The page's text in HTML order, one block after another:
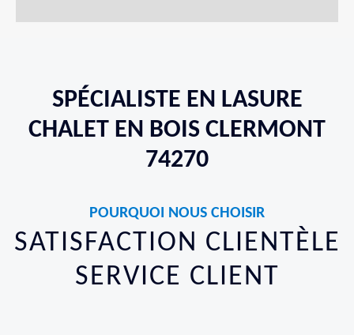
SPÉCIALISTE EN LASURE
CHALET EN BOIS CLERMONT
74270
POURQUOI NOUS CHOISIR
SATISFACTION CLIENTÈLE
SERVICE CLIENT